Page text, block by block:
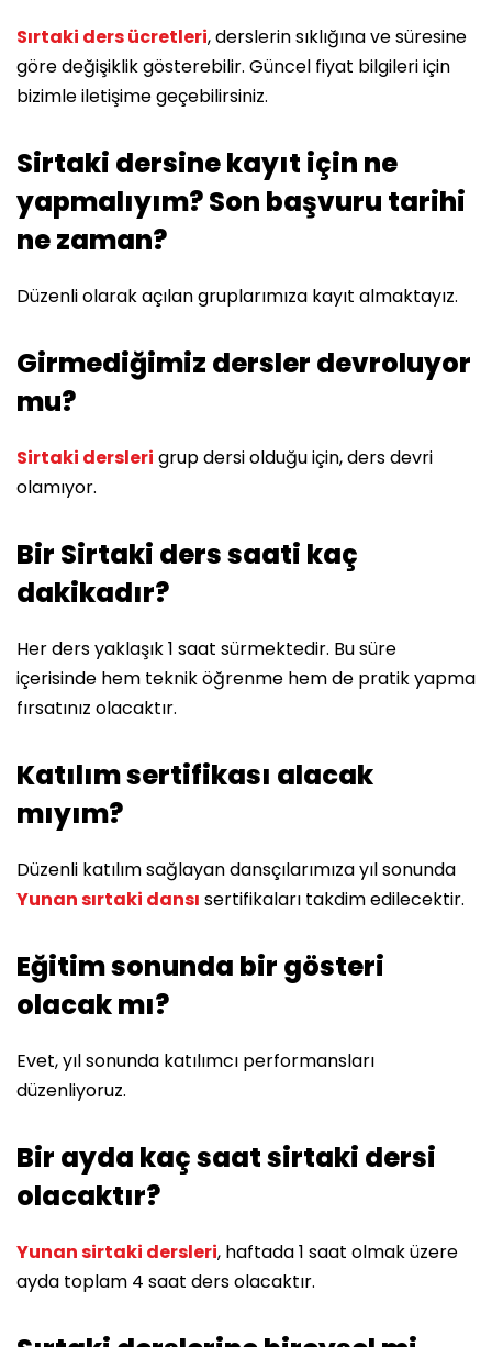
Sırtaki ders ücretleri, derslerin sıklığına ve süresine
göre değişiklik gösterebilir. Güncel fiyat bilgileri için
bizimle iletişime geçebilirsiniz.
Sirtaki dersine kayıt için ne
yapmalıyım? Son başvuru tarihi
ne zaman?
Düzenli olarak açılan gruplarımıza kayıt almaktayız.
Girmediğimiz dersler devroluyor
mu?
Sirtaki dersleri grup dersi olduğu için, ders devri
olamıyor.
Bir Sirtaki ders saati kaç
dakikadır?
Her ders yaklaşık 1 saat sürmektedir. Bu süre
içerisinde hem teknik öğrenme hem de pratik yapma
fırsatınız olacaktır.
Katılım sertifikası alacak
mıyım?
Düzenli katılım sağlayan dansçılarımıza yıl sonunda
Yunan sırtaki dansı sertifikaları takdim edilecektir.
Eğitim sonunda bir gösteri
olacak mı?
Evet, yıl sonunda katılımcı performansları
düzenliyoruz.
Bir ayda kaç saat sirtaki dersi
olacaktır?
Yunan sirtaki dersleri, haftada 1 saat olmak üzere
ayda toplam 4 saat ders olacaktır.